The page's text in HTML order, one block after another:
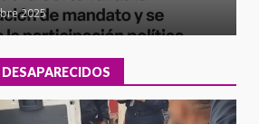
2025
DESAPARECIDOS